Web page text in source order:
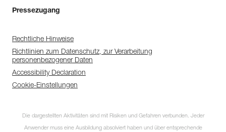
Pressezugang
Rechtliche Hinweise
Richtlinien zum Datenschutz, zur Verarbeitung
personenbezogener Daten
Accessibility Declaration
Cookie-Einstellungen
Die dargestellten Aktivitäten sind mit Risiken und Gefahren verbunden. Jeder
Anwender muss eine Ausbildung absolviert haben und über entsprechende